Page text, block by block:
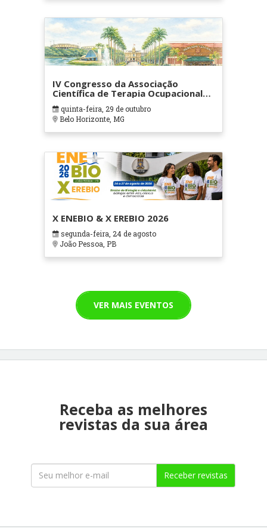
IV Congresso da Associação
Científica de Terapia Ocupacional
em Contextos Hospitalares e
Cuidados Paliativos - ATOHOSP
quinta-feira, 29 de outubro
Belo Horizonte, MG
X ENEBIO & X EREBIO 2026
segunda-feira, 24 de agosto
João Pessoa, PB
VER MAIS EVENTOS
Receba as melhores
revistas da sua área
Receber revistas